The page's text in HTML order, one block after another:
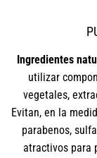
Ingredientes
utilizar
vegetales,
Evitan, en la
parabenos,
atractivos para